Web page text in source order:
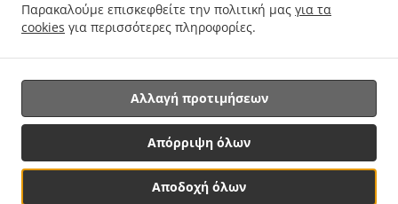
Παρακαλούμε επισκεφθείτε την πολιτική μας για τα
cookies για περισσότερες πληροφορίες.
Αποδοχή όλων
Απόρριψη όλων
Αλλαγή προτιμήσεων
Steinsel . Ελληνικά Delivery φαγητού L Bereldange . Ελληνικά Delivery φαγητού L
Ελληνικά Delivery φαγητού Nidderaanwen Neiduerf-Weimeschhaff
φαγητού Nidderaanwen . Κεµπάπ Delivery υπηρεσίες. Παράδοση φαγητού Takeaway
Υποστηριζόμενο από:
Letz2Go S.A.R.L.-s| info@letz2go.com | +34661617059